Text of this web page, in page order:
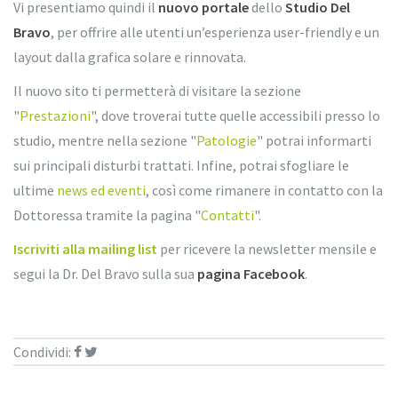
Vi presentiamo quindi il nuovo portaledello Studio Del
Bravo, per offrire alle utenti un’esperienza user-friendly e un
layout dalla grafica solare e rinnovata.
Il nuovo sito ti permetterà di visitare la sezione
"Prestazioni", dove troverai tutte quelle accessibili presso lo
studio, mentre nella sezione "Patologie" potrai informarti
sui principali disturbi trattati. Infine, potrai sfogliare le
ultime news ed eventi, così come rimanere in contatto con la
Dottoressa tramite la pagina "Contatti".
Iscriviti alla mailing list per ricevere la newsletter mensile e
segui la Dr. Del Bravo sulla sua pagina Facebook.
Condividi: